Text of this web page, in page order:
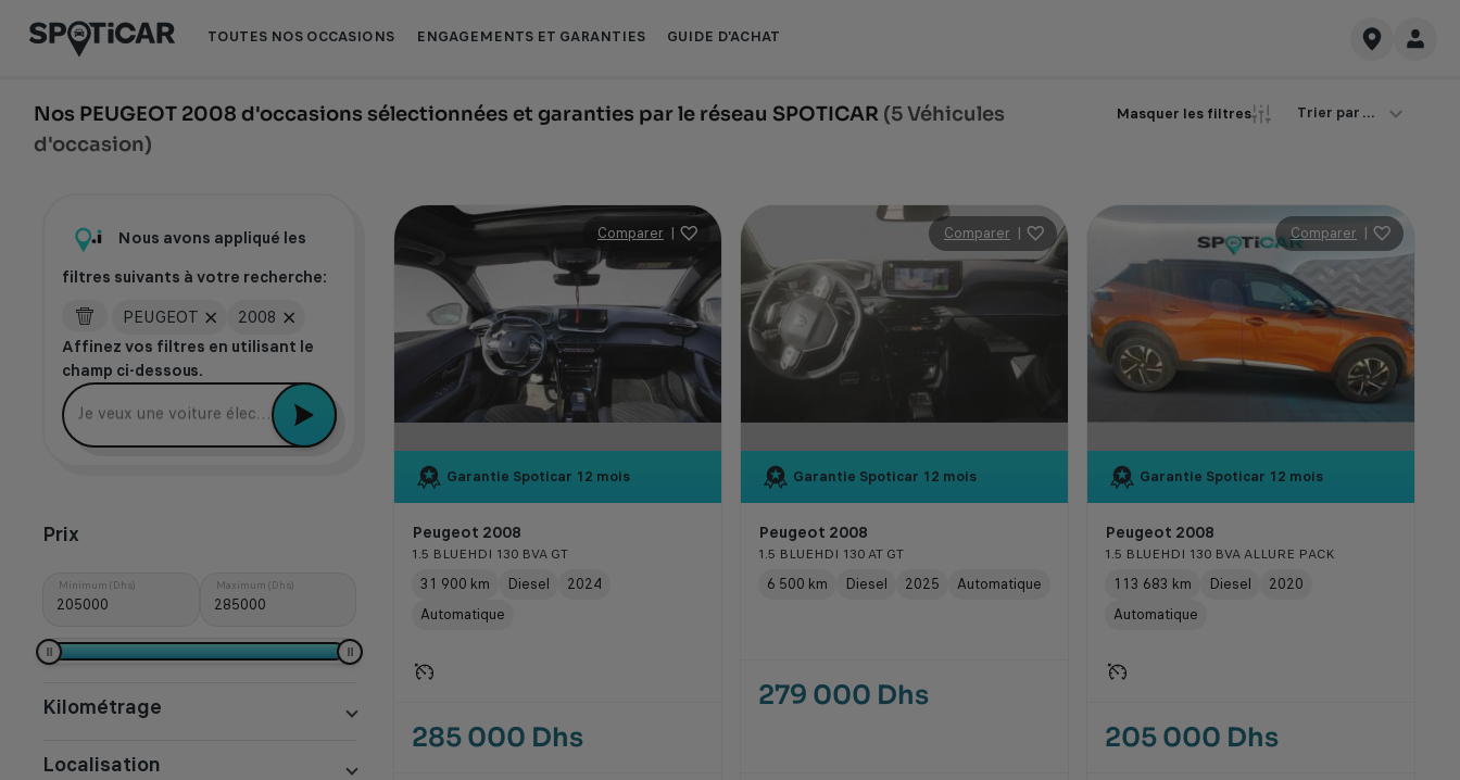
contenu
TOUTES NOS OCCASIONS ENGAGEMENTS ET GARANTIES GUIDE D'ACHAT
Nos PEUGEOT 2008 d'occasions sélectionnées et garanties par le réseau SPOTICAR (5 Véhicules
d'occasion)
Masquer les filtres Trier par ...
Nous avons appliqué les
filtres suivants à votre recherche:
PEUGEOT
2008
Affinez vos filtres en utilisant le
champ ci-dessous.
Je veux une voiture électrique récente
Prix
Minimum (Dhs) Maximum (Dhs)
Kilométrage
Localisation
Comparer |
Garantie Spoticar 12 mois
Peugeot 2008
1.5 BLUEHDI 130 BVA GT
31 900 km Diesel
2024
Automatique
285 000 Dhs
Comparer |
Garantie Spoticar 12 mois
Peugeot 2008
1.5 BLUEHDI 130 AT GT
6 500 km Diesel 2025 Automatique
279 000 Dhs
Comparer |
Garantie Spoticar 12 mois
Peugeot 2008
1.5 BLUEHDI 130 BVA ALLURE PACK
113 683 km Diesel
2020
Automatique
205 000 Dhs